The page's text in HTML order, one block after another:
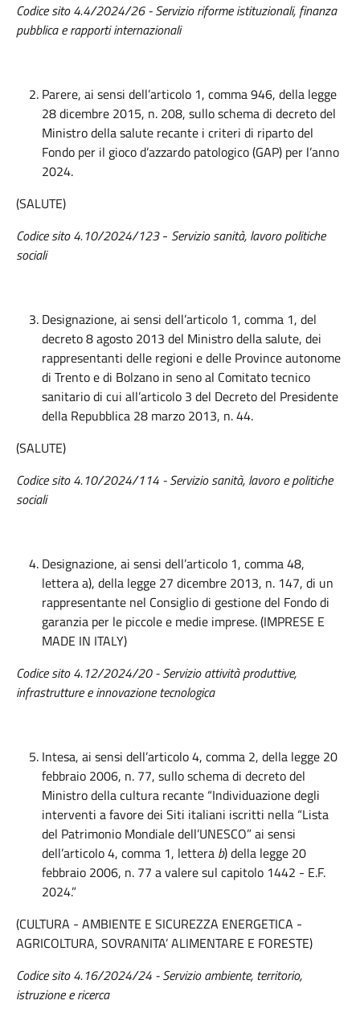
Codice sito 4.4/2024/26 - Servizio riforme istituzionali, finanza
pubblica e rapporti internazionali
Parere, ai sensi dell’articolo 1, comma 946, della legge
28 dicembre 2015, n. 208, sullo schema di decreto del
Ministro della salute recante i criteri di riparto del
Fondo per il gioco d’azzardo patologico (GAP) per l’anno
2024.
(SALUTE)
Codice sito 4.10/2024/123- Servizio sanità, lavoro politiche
sociali
Designazione, ai sensi dell’articolo 1, comma 1, del
decreto 8 agosto 2013 del Ministro della salute, dei
rappresentanti delle regioni e delle Province autonome
di Trento e di Bolzano in seno al Comitato tecnico
sanitario di cui all’articolo 3 del Decreto del Presidente
della Repubblica 28 marzo 2013, n. 44.
(SALUTE)
Codice sito 4.10/2024/114 - Servizio sanità, lavoro e politiche
sociali
Designazione, ai sensi dell’articolo 1, comma 48,
lettera a), della legge 27 dicembre 2013, n. 147, di un
rappresentante nel Consiglio di gestione del Fondo di
garanzia per le piccole e medie imprese. (IMPRESE E
MADE IN ITALY)
Codice sito 4.12/2024/20 - Servizio attività produttive,
infrastrutture e innovazione tecnologica
Intesa, ai sensi dell’articolo 4, comma 2, della legge 20
febbraio 2006, n. 77, sullo schema di decreto del
Ministro della cultura recante “Individuazione degli
interventi a favore dei Siti italiani iscritti nella “Lista
del Patrimonio Mondiale dell’UNESCO” ai sensi
dell’articolo 4, comma 1, lettera b) della legge 20
febbraio 2006, n. 77 a valere sul capitolo 1442 - E.F.
2024.”
(CULTURA - AMBIENTE E SICUREZZA ENERGETICA -
AGRICOLTURA, SOVRANITA’ ALIMENTARE E FORESTE)
Codice sito 4.16/2024/24 - Servizio ambiente, territorio,
istruzione e ricerca